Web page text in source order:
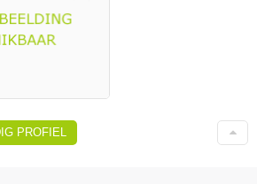
PROFIEL